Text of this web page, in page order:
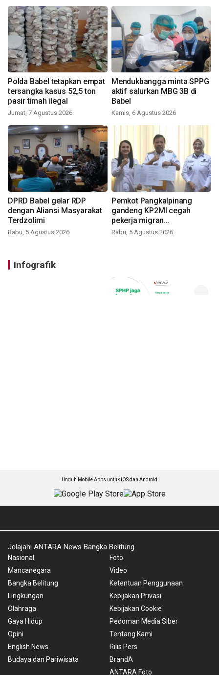
Polda Babel tetapkan empat
tersangka kasus 52,5 ton
pasir timah ilegal
Jumat, 7 Agustus 2026
Mendukbangga minta SPPG
aktif salurkan MBG 3B di
Babel
Kamis, 6 Agustus 2026
DPRD Babel gelar RDP
dengan Aliansi Masyarakat
Terdzolimi
Rabu, 5 Agustus 2026
Pemkot Pangkalpinang
gandeng KP2MI cegah
pekerja migran
nonprosedural
Rabu, 5 Agustus 2026
Infografik
Unduh Mobile Apps untuk iOS dan Android
Jelajahi ANTARA News Bangka Belitung
Nasional
Mancanegara
Bangka Belitung
Lingkungan
Olahraga
Gaya Hidup
Opini
English News
Budaya dan Pariwisata
Foto
Video
Ketentuan Penggunaan
Kebijakan Privasi
Kebijakan Cookie
Pedoman Media Siber
Tentang Kami
Rilis Pers
BrandA
ANTARA Foto